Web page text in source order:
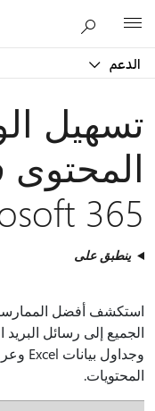
الدعم
تسهيل
365
ينطبق على
استكشف أفضل
المحتويات.